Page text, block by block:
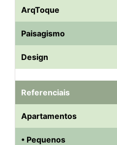
ArqToque
Paisagismo
Design
Referenciais
Apartamentos
• Pequenos